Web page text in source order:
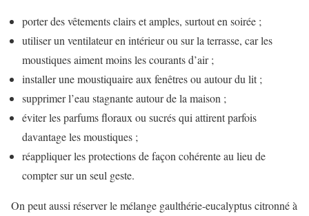
porter des vêtements clairs et amples, surtout en soirée ;
utiliser un ventilateur en intérieur ou sur la terrasse, car les
moustiques aiment moins les courants d’air ;
installer une moustiquaire aux fenêtres ou autour du lit ;
supprimer l’eau stagnante autour de la maison ;
éviter les parfums floraux ou sucrés qui attirent parfois
davantage les moustiques ;
réappliquer les protections de façon cohérente au lieu de
compter sur un seul geste.
On peut aussi réserver le mélange gaulthérie-eucalyptus citronné à